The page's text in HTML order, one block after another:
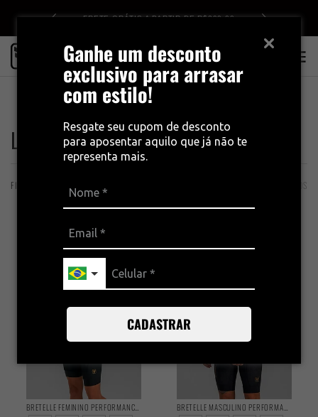
Ganhe um desconto
exclusivo para arrasar
com estilo!
Resgate seu cupom de desconto
para aposentar aquilo que já não te
representa mais.
CADASTRAR
R$499 FRETE GRÁTIS A PARTIR DE R$399,00
LANÇAMENTOS
LANÇAMENTOS
FILTROS 28 PRODUTOS